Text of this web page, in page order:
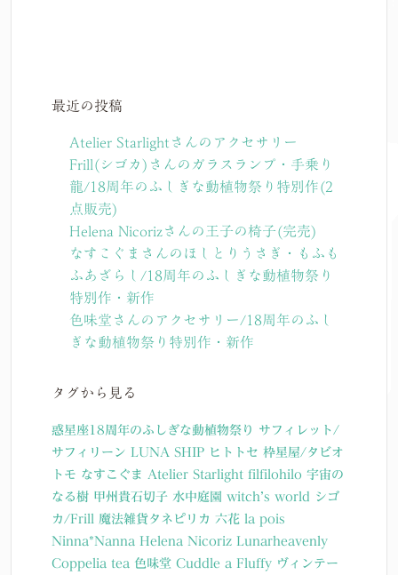
最近の投稿
Atelier Starlightさんのアクセサリー
Frill(シゴカ)さんのガラスランプ・手乗り
龍/18周年のふしぎな動植物祭り特別作(2
点販売)
Helena Nicorizさんの王子の椅子(完売)
なすこぐまさんのほしとりうさぎ・もふも
ふあざらし/18周年のふしぎな動植物祭り
特別作・新作
色味堂さんのアクセサリー/18周年のふし
ぎな動植物祭り特別作・新作
タグから見る
惑星座18周年のふしぎな動植物祭り
サフィレット/
サフィリーン
LUNA SHIP ヒトトセ 枠星屋/タビオ
トモ なすこぐま Atelier Starlight filfilohilo 宇宙の
なる樹 甲州貴石切子 水中庭園 witch’s world
シゴ
カ/Frill
魔法雑貨タネピリカ 六花
la pois
Ninna*Nanna
Helena Nicoriz
Lunarheavenly
Coppelia tea 色味堂 Cuddle a Fluffy ヴィンテー